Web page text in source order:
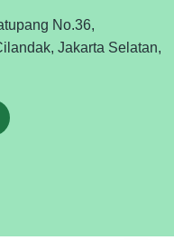
No.36,
Jakarta Selatan,